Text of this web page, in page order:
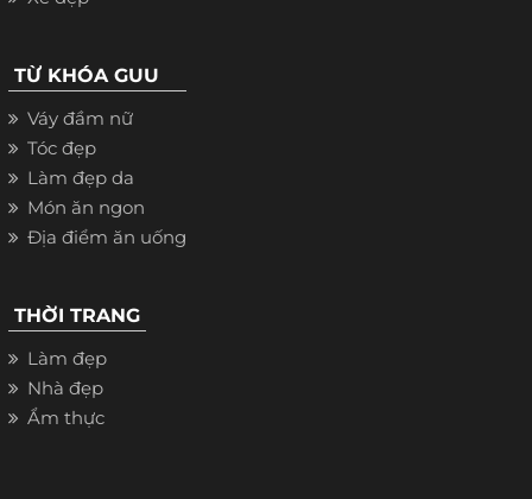
TỪ KHÓA GUU
Váy đầm nữ
Tóc đẹp
Làm đẹp da
Món ăn ngon
Địa điểm ăn uống
THỜI TRANG
Làm đẹp
Nhà đẹp
Ẩm thực